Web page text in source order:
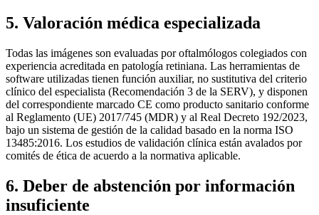
5. Valoración médica especializada
Todas las imágenes son evaluadas por oftalmólogos colegiados con
experiencia acreditada en patología retiniana. Las herramientas de
software utilizadas tienen función auxiliar, no sustitutiva del criterio
clínico del especialista (Recomendación 3 de la SERV), y disponen
del correspondiente marcado CE como producto sanitario conforme
al Reglamento (UE) 2017/745 (MDR) y al Real Decreto 192/2023,
bajo un sistema de gestión de la calidad basado en la norma ISO
13485:2016. Los estudios de validación clínica están avalados por
comités de ética de acuerdo a la normativa aplicable.
6. Deber de abstención por información
insuficiente